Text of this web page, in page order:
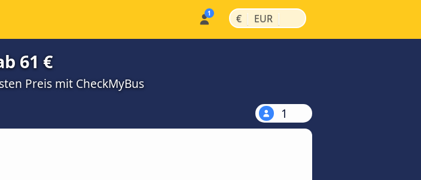
€ | EUR |
61 €
Preis mit CheckMyBus
1